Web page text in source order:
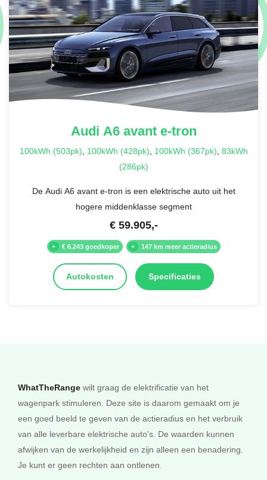
Audi A6 avant e-tron
100kWh (503pk), 100kWh (428pk), 100kWh (367pk), 83kWh
(286pk)
De Audi A6 avant e-tron is een elektrische auto uit het
hogere middenklasse segment
€ 59.905,-
€ 6.243 goedkoper 147 km meer actieradius
Autokosten Specificaties
WhatTheRange wilt graag de elektrificatie van het
wagenpark stimuleren. Deze site is daarom gemaakt om je
een goed beeld te geven van de actieradius en het verbruik
van alle leverbare elektrische auto's. De waarden kunnen
afwijken van de werkelijkheid en zijn alleen een benadering.
Je kunt er geen rechten aan ontlenen.